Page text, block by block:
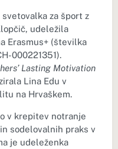
svetovalka za šport z
udeležila
Erasmus+ (številka
000221351).
Lasting Motivation
Lina Edu v
na Hrvaškem.
v krepitev notranje
sodelovalnih praks v
je udeleženka